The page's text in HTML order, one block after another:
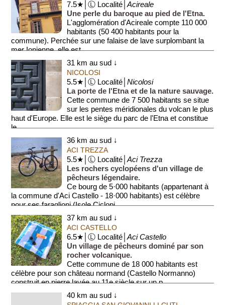
7.5★│Ⓛ Localité│Acireale
Une perle du baroque au pied de l'Etna.
L'agglomération d'Acireale compte 110 000
habitants (50 400 habitants pour la
commune). Perchée sur une falaise de lave surplombant la
mer Ionienne, elle est ...
31 km au sud ↓
NICOLOSI
5.5★│Ⓛ Localité│Nicolosi
La porte de l'Etna et de la nature sauvage.
Cette commune de 7 500 habitants se situe
sur les pentes méridionales du volcan le plus
haut d'Europe. Elle est le siège du parc de l'Etna et constitue
le...
36 km au sud ↓
ACI TREZZA
5.5★│Ⓛ Localité│Aci Trezza
Les rochers cyclopéens d'un village de
pêcheurs légendaire.
Ce bourg de 5·000 habitants (appartenant à
la commune d'Aci Castello - 18·000 habitants) est célèbre
pour ses faraglioni (Isole Ciclopi...
37 km au sud ↓
ACI CASTELLO
6.5★│Ⓛ Localité│Aci Castello
Un village de pêcheurs dominé par son
rocher volcanique.
Cette commune de 18 000 habitants est
célèbre pour son château normand (Castello Normanno)
construit en pierre lavée au 11e siècle sur un p...
40 km au sud ↓